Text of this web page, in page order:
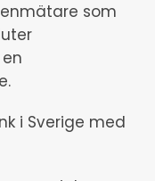
som
i Sverige med